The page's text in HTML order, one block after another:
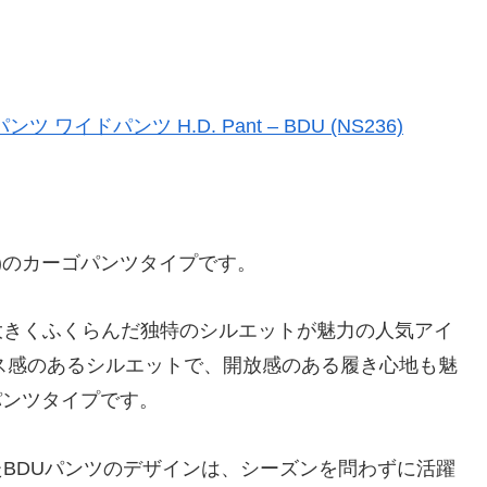
ツ ワイドパンツ H.D. Pant – BDU (NS236)
カーゴパンツタイプです。
くふくらんだ独特のシルエットが魅力の人気アイ
のあるシルエットで、開放感のある履き心地も魅
ツタイプです。
パンツのデザインは、シーズンを問わずに活躍